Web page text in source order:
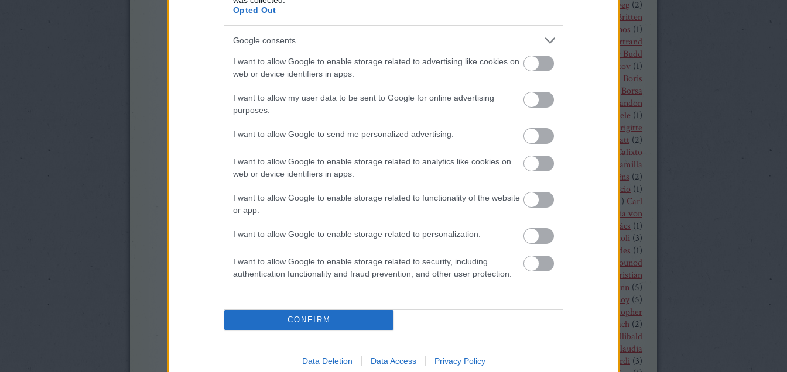
Opted Out
Google consents
I want to allow Google to enable storage related to advertising like cookies on
web or device identifiers in apps.
I want to allow my user data to be sent to Google for online advertising
purposes.
I want to allow Google to send me personalized advertising.
I want to allow Google to enable storage related to analytics like cookies on
web or device identifiers in apps.
I want to allow Google to enable storage related to functionality of the website
or app.
I want to allow Google to enable storage related to personalization.
I want to allow Google to enable storage related to security, including
authentication functionality and fraud prevention, and other user protection.
CONFIRM
Data Deletion Data Access Privacy Policy
bélyeg (2)
Benjamin Britten
(15)Berczelly István Berkes János (1)
Bernd Alois Zimmermann
Bertrand
(2)beszámoló
Billy Budd
(2)Birgit Nilsson Bogdan Volkov (1)
Boris
Christoff(1
Borsa
Miklós
Bo Skovhus
Brandon
Bregenzer Festspiele (1)
Brenda Rae(1)
Brigitte
Fassbaender
Brindley Sherratt (2)
Calixto
Bieito
) Cameron Shahbazi
Camilla
Camille Saint-Saëns (2)
Camille Saint Saens
Capriccio (1)
Cardillac
) 1) Carl
Carl Maria von
Weber(5)Carmen Cár és ács (1)
Casa Verdi
cd Cecilia Bartoli (3)
Chabert ezredes (1)
Charles Castronovo
Charles Gounod
(4 Chrisopher Maltman
Christian
Christian Thielemann (5)
Christof Loy (5)
Christopher Maltman
Christopher
Christoph Eschenbach (2)
Christoph Pohl(4)Christoph Willibald
Claudia
Claudio Monteverdi (3)